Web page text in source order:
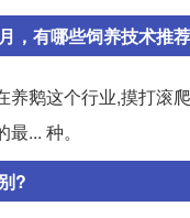
，有哪些饲养技术推
养鹅这个行业,摸打滚
... 种。
?